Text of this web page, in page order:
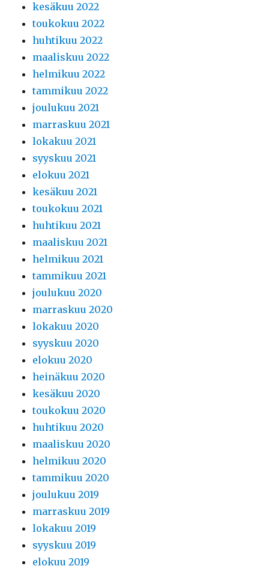
kesäkuu 2022
toukokuu 2022
huhtikuu 2022
maaliskuu 2022
helmikuu 2022
tammikuu 2022
joulukuu 2021
marraskuu 2021
lokakuu 2021
syyskuu 2021
elokuu 2021
kesäkuu 2021
toukokuu 2021
huhtikuu 2021
maaliskuu 2021
helmikuu 2021
tammikuu 2021
joulukuu 2020
marraskuu 2020
lokakuu 2020
syyskuu 2020
elokuu 2020
heinäkuu 2020
kesäkuu 2020
toukokuu 2020
huhtikuu 2020
maaliskuu 2020
helmikuu 2020
tammikuu 2020
joulukuu 2019
marraskuu 2019
lokakuu 2019
syyskuu 2019
elokuu 2019